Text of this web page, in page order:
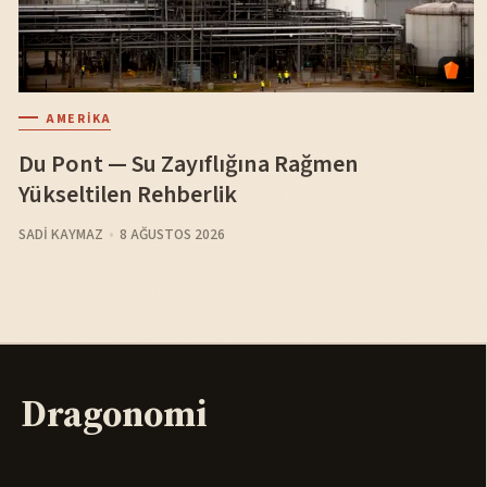
AMERIKA
Du Pont — Su Zayıflığına Rağmen
Yükseltilen Rehberlik
SADI KAYMAZ 8 AĞUSTOS 2026
Dragonomi